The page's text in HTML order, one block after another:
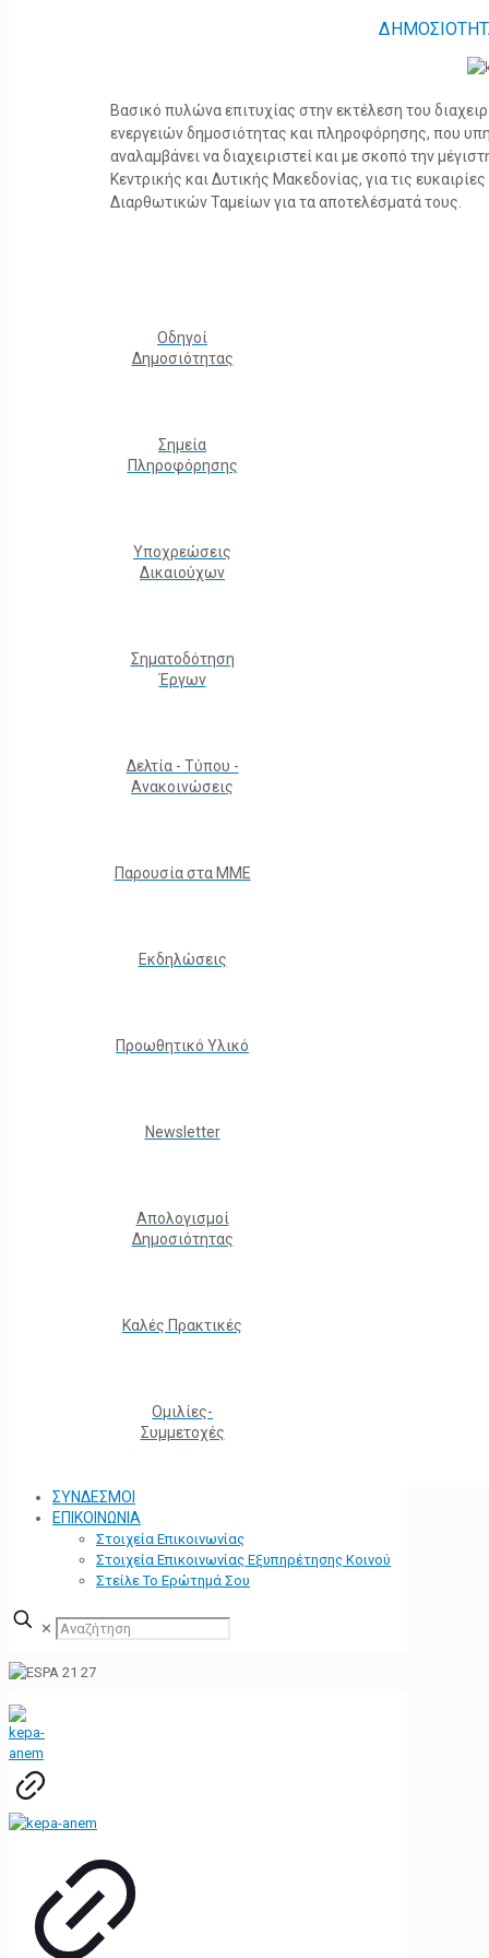
Βασικό πυλώνα επιτυχίας στην εκτέλεση του
ενεργειών δημοσιότητας και πληροφόρησης, που
αναλαμβάνει να διαχειριστεί και με σκοπό την
Κεντρικής και Δυτικής Μακεδονίας, για τις
Διαρθωτικών Ταμείων για τα αποτελέσματά τους.
Οδηγοί
Δημοσιότητας
Σημεία
Πληροφόρησης
Υποχρεώσεις
Δικαιούχων
Σηματοδότηση
Έργων
Δελτία - Τύπου -
Ανακοινώσεις
Παρουσία στα ΜΜΕ
Εκδηλώσεις
Προωθητικό Υλικό
Νewsletter
Απολογισμοί
Δημοσιότητας
Καλές Πρακτικές
Ομιλίες-
Συμμετοχές
ΣΥΝΔΕΣΜΟΙ
ΕΠΙΚΟΙΝΩΝΙΑ
Στοιχεία Επικοινωνίας
Στοιχεία Επικοινωνίας Εξυπηρέτησης Κοινού
Στείλε Το Ερώτημά Σου
✕